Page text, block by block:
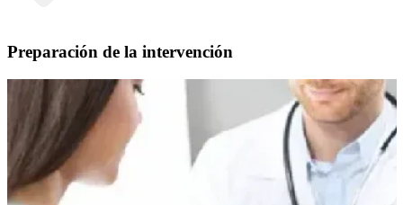
Preparación de la intervención